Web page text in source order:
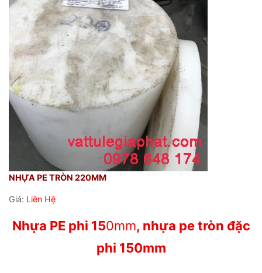
NHỰA PE TRÒN 220MM
Giá: Liên Hệ
Nhựa PE phi 150mm, nhựa pe tròn đặc
phi 150mm